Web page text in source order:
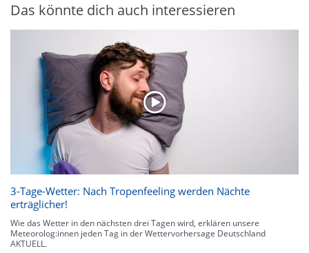
Das könnte dich auch interessieren
3-Tage-Wetter: Nach Tropenfeeling werden Nächte
erträglicher!
Wie das Wetter in den nächsten drei Tagen wird, erklären unsere
Meteorolog:innen jeden Tag in der Wettervorhersage Deutschland
AKTUELL.